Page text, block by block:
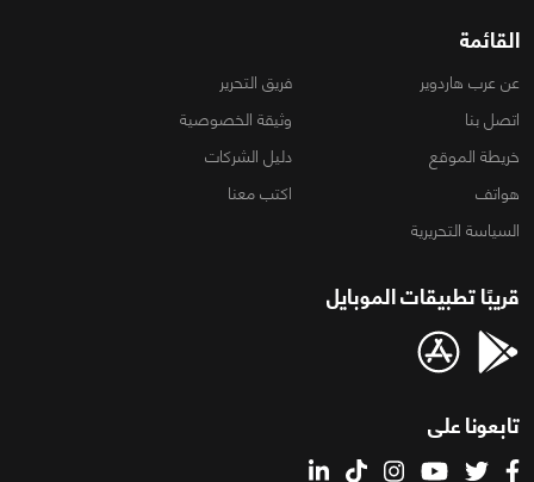
القائمة
عن عرب هاردوير
فريق التحرير
اتصل بنا
وثيقة الخصوصية
خريطة الموقع
دليل الشركات
هواتف
اكتب معنا
السياسة التحريرية
قريبًا تطبيقات الموبايل
تابعونا على